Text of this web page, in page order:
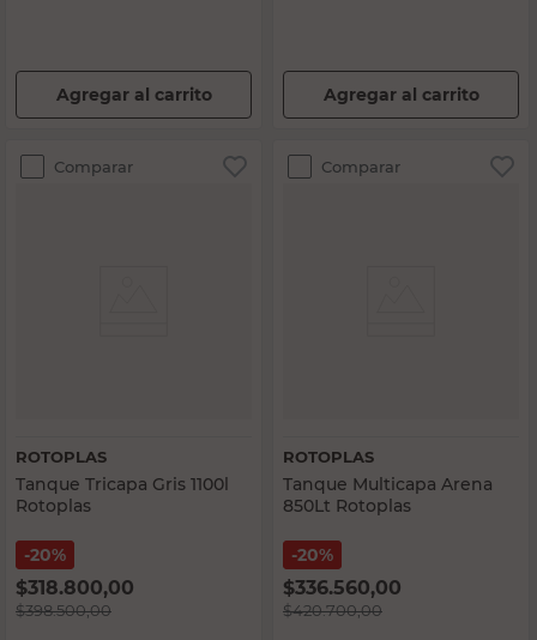
Agregar al carrito Agregar al carrito
Comparar
ROTOPLAS
Tanque Tricapa Gris 1100l
Rotoplas
20%
$318.800,00
$398.500,00
Comparar
ROTOPLAS
Tanque Multicapa Arena
850Lt Rotoplas
20%
$336.560,00
$420.700,00